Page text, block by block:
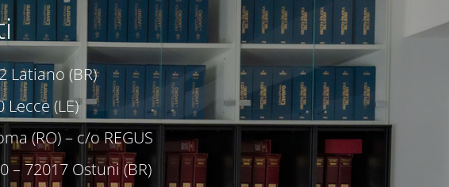
Latiano (BR)
Lecce (LE)
(RO) – c/o REGUS
– 72017 Ostuni (BR)